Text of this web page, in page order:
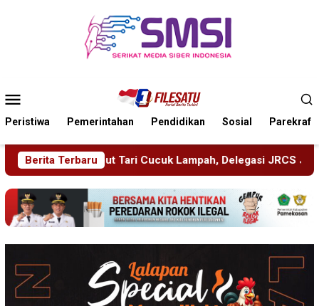
Mobile
Peristiwa Pemerintahan Pendidikan Sosial Parekraf
Berita Terbaru
Lampah, Delegasi JRCS Jepang Berbagi Pengetahuan di